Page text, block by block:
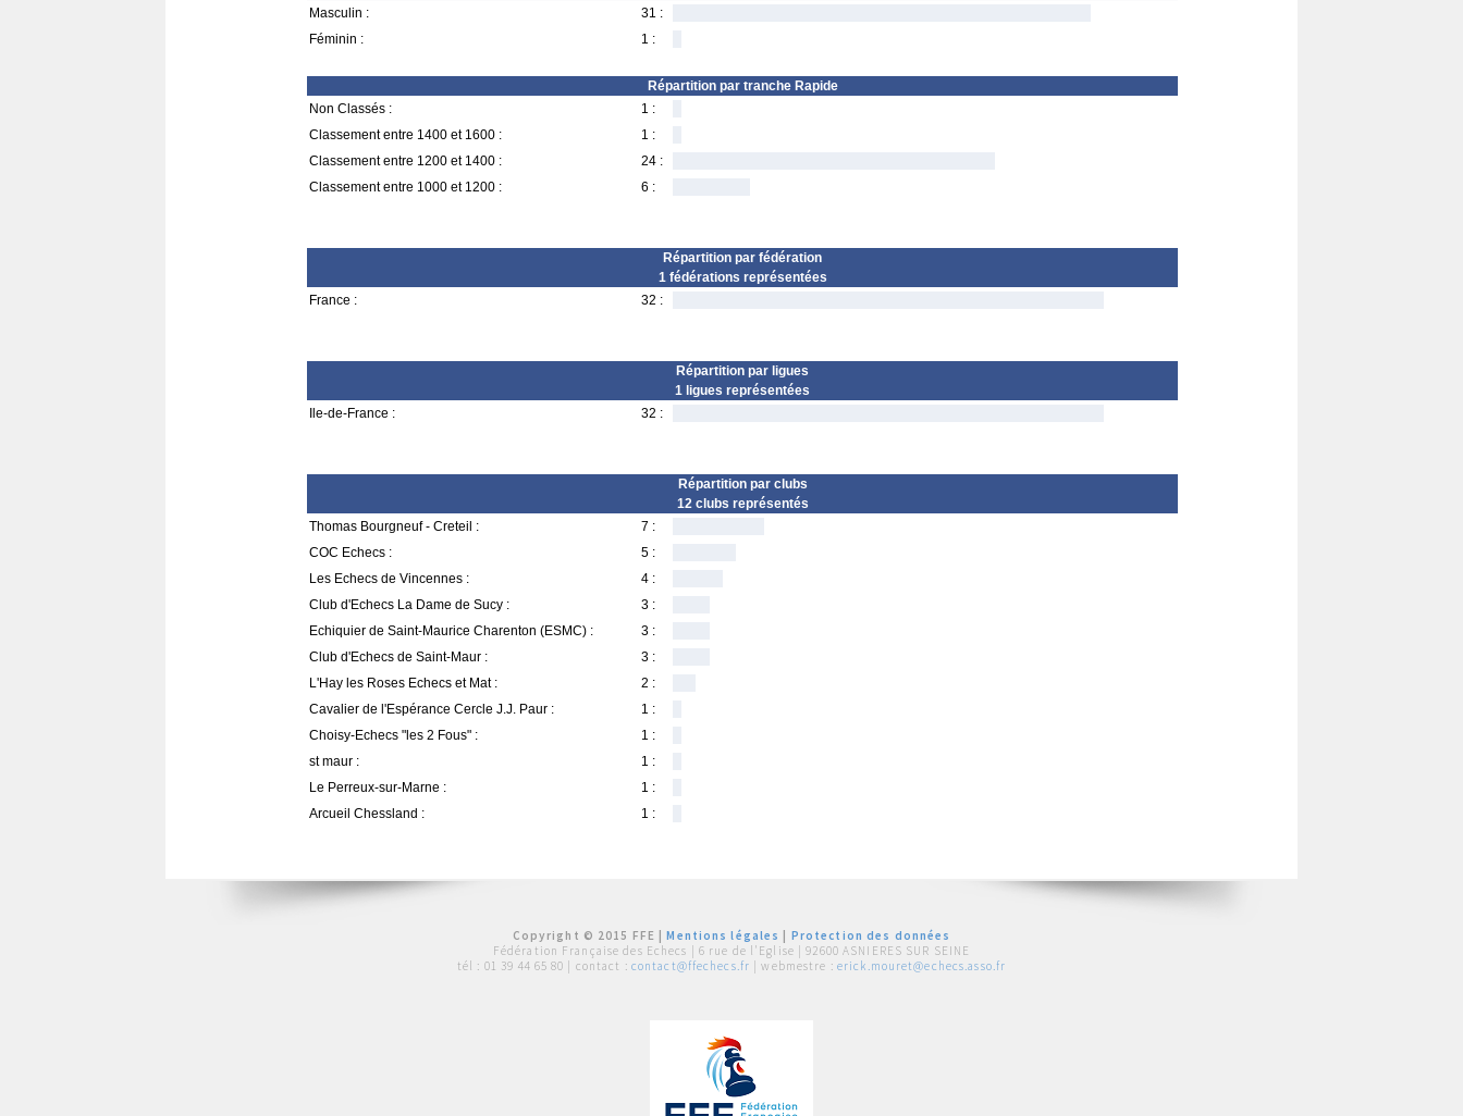
Masculin :
31 :
Féminin :
1 :
Répartition par tranche Rapide
Non Classés :
1 :
Classement entre 1400 et 1600 :
1 :
Classement entre 1200 et 1400 :
24 :
Classement entre 1000 et 1200 :
6 :
Répartition par fédération
1 fédérations représentées
France :
32 :
Répartition par ligues
1 ligues représentées
Ile-de-France :
32 :
Répartition par clubs
12 clubs représentés
Thomas Bourgneuf - Creteil :
7 :
COC Echecs :
5 :
Les Echecs de Vincennes :
4 :
Club d'Echecs La Dame de Sucy :
3 :
Echiquier de Saint-Maurice Charenton (ESMC) :
3 :
Club d'Echecs de Saint-Maur :
3 :
L'Hay les Roses Echecs et Mat :
2 :
Cavalier de l'Espérance Cercle J.J. Paur :
1 :
Choisy-Echecs "les 2 Fous" :
1 :
st maur :
1 :
Le Perreux-sur-Marne :
1 :
Arcueil Chessland :
1 :
Copyright © 2015 FFE |Mentions légales
Protection des données
Fédération Française des Echecs | 6 rue de l'Eglise | 92600 ASNIERES SUR SEINE
tél : 01 39 44 65 80 | contact : contact@ffechecs.fr | webmestre : erick.mouret@echecs.asso.fr